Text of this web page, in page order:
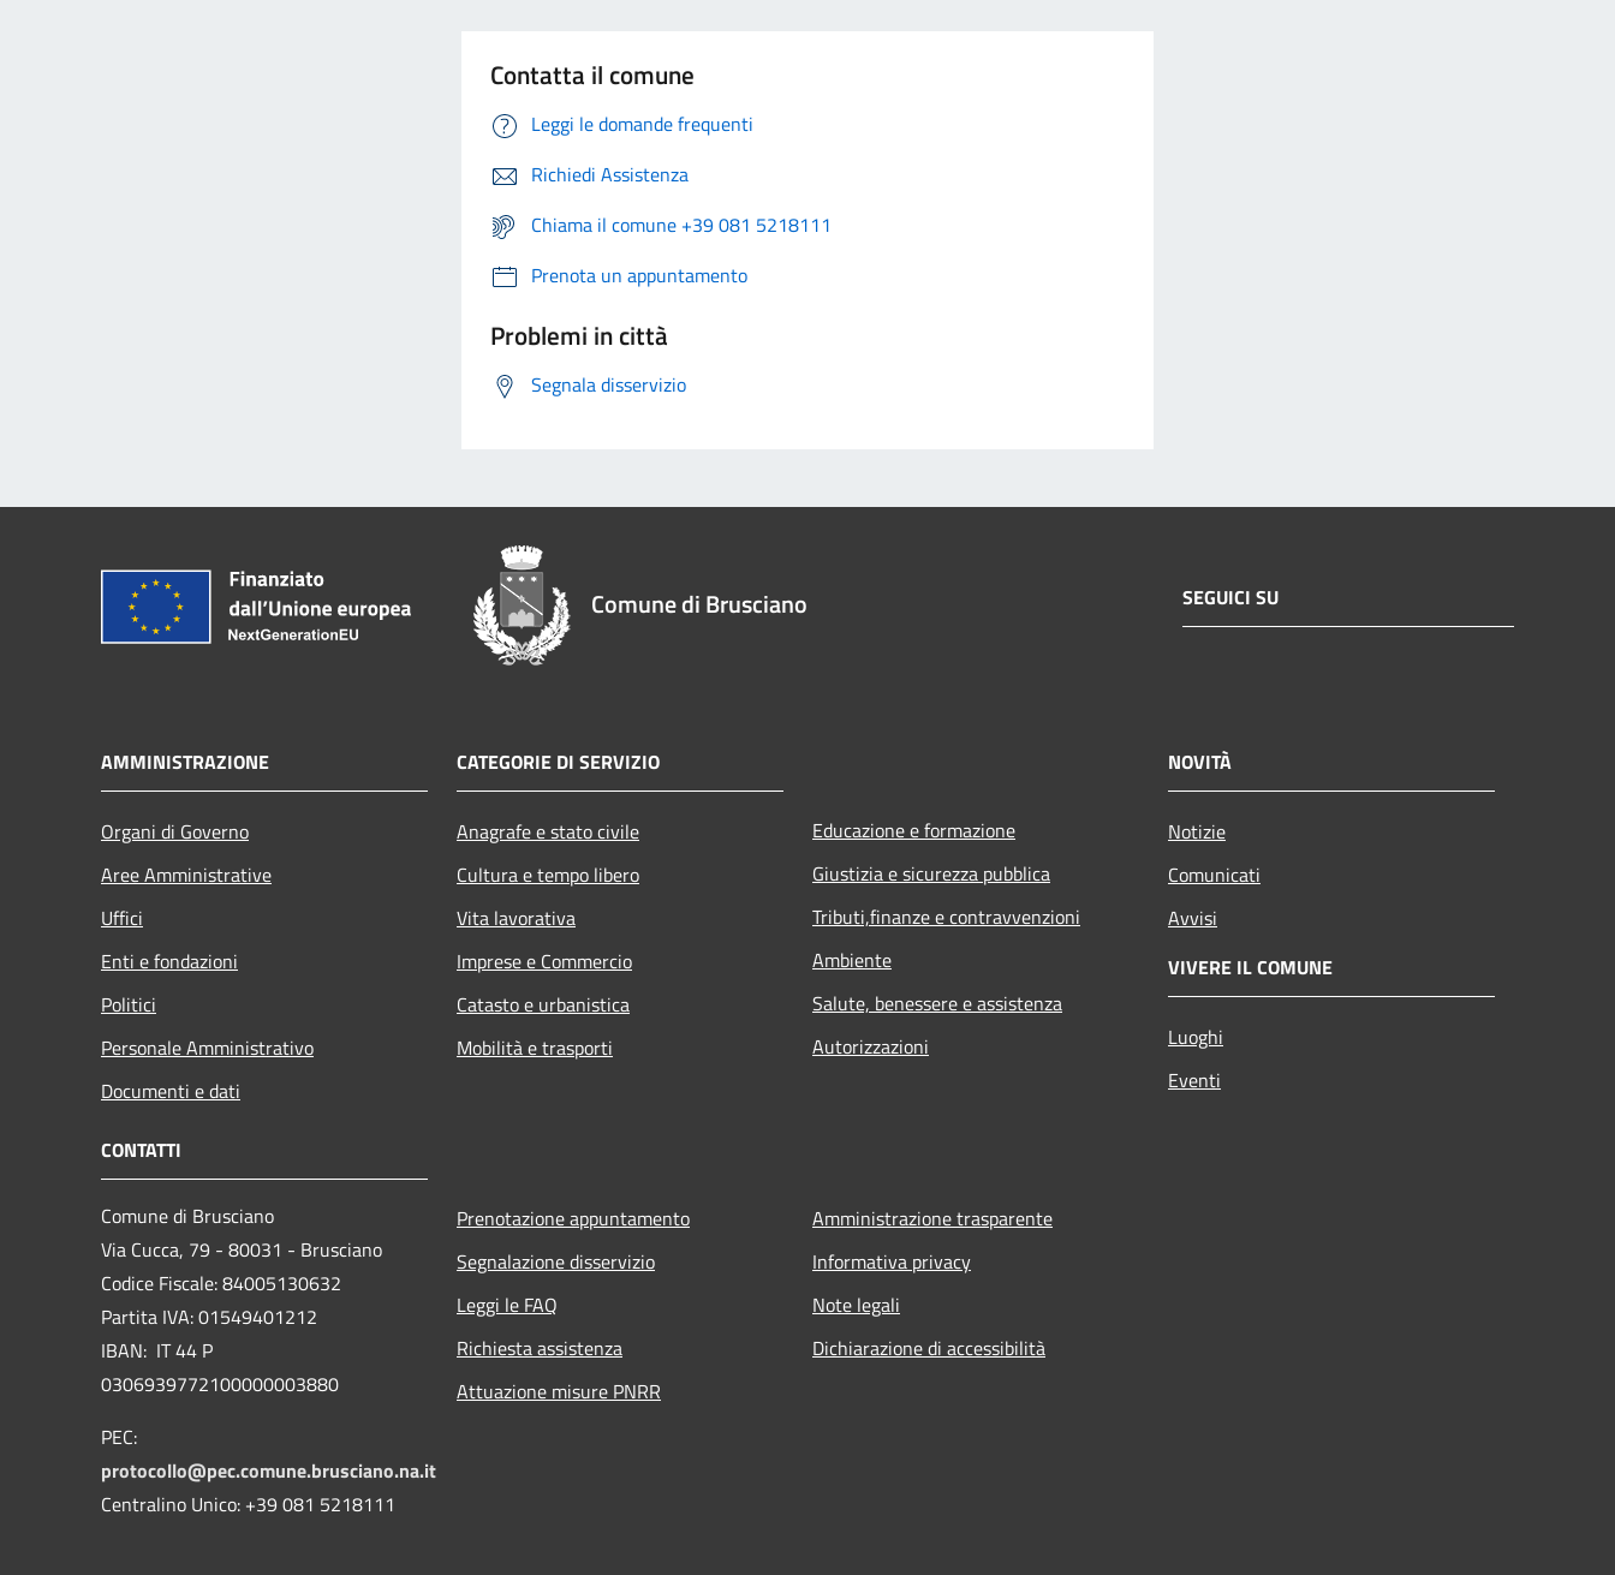
Contatta il comune
Leggi le domande frequenti
Richiedi Assistenza
Chiama il comune +39 081 5218111
Prenota un appuntamento
Problemi in città
Segnala disservizio
Comune di Brusciano SEGUICI SU
AMMINISTRAZIONE
Organi di Governo
Aree Amministrative
Uffici
Enti e fondazioni
Politici
Personale Amministrativo
Documenti e dati
CATEGORIE DI SERVIZIO
Anagrafe e stato civile
Cultura e tempo libero
Vita lavorativa
Imprese e Commercio
Catasto e urbanistica
Mobilità e trasporti
Educazione e formazione
Giustizia e sicurezza pubblica
Tributi,finanze e contravvenzioni
Ambiente
Salute, benessere e assistenza
Autorizzazioni
NOVITÀ
Notizie
Comunicati
Avvisi
VIVERE IL COMUNE
Luoghi
Eventi
CONTATTI
Comune di Brusciano
Via Cucca, 79 - 80031 - Brusciano
Codice Fiscale: 84005130632
Partita IVA: 01549401212
IBAN: IT 44 P
0306939772100000003880
PEC:
protocollo@pec.comune.brusciano.na.it
Centralino Unico: +39 081 5218111
Prenotazione appuntamento
Segnalazione disservizio
Leggi le FAQ
Richiesta assistenza
Attuazione misure PNRR
Amministrazione trasparente
Informativa privacy
Note legali
Dichiarazione di accessibilità